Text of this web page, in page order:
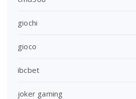
giochi
gioco
ibcbet
joker gaming